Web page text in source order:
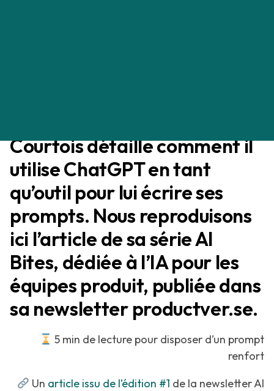
Courtois détaille comment il
utilise ChatGPT en tant
qu’outil pour lui écrire ses
prompts. Nous reproduisons
ici l’article de sa série AI
Bites, dédiée à l’IA pour les
équipes produit, publiée dans
sa newsletter productver.se.
5 min de lecture pour disposer d’un prompt
renfort
Un article issu de l’édition #1 de la newsletter AI